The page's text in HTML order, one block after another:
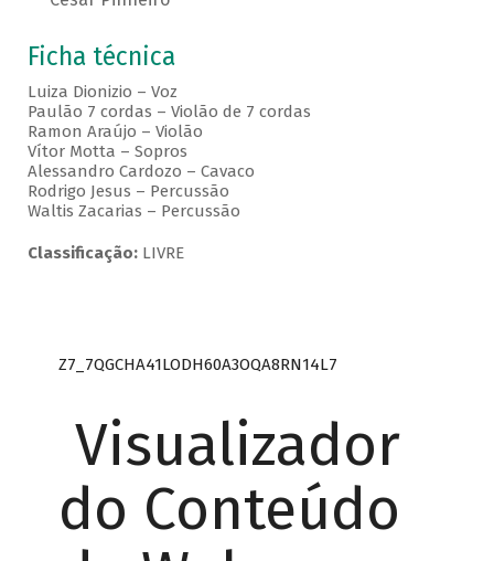
Ficha técnica
Luiza Dionizio – Voz
Paulão 7 cordas – Violão de 7 cordas
Ramon Araújo – Violão
Vítor Motta – Sopros
Alessandro Cardozo – Cavaco
Rodrigo Jesus – Percussão
Waltis Zacarias – Percussão
Classificação:LIVRE
Z7_7QGCHA41LODH60A3OQA8RN14L7
Visualizador
do Conteúdo